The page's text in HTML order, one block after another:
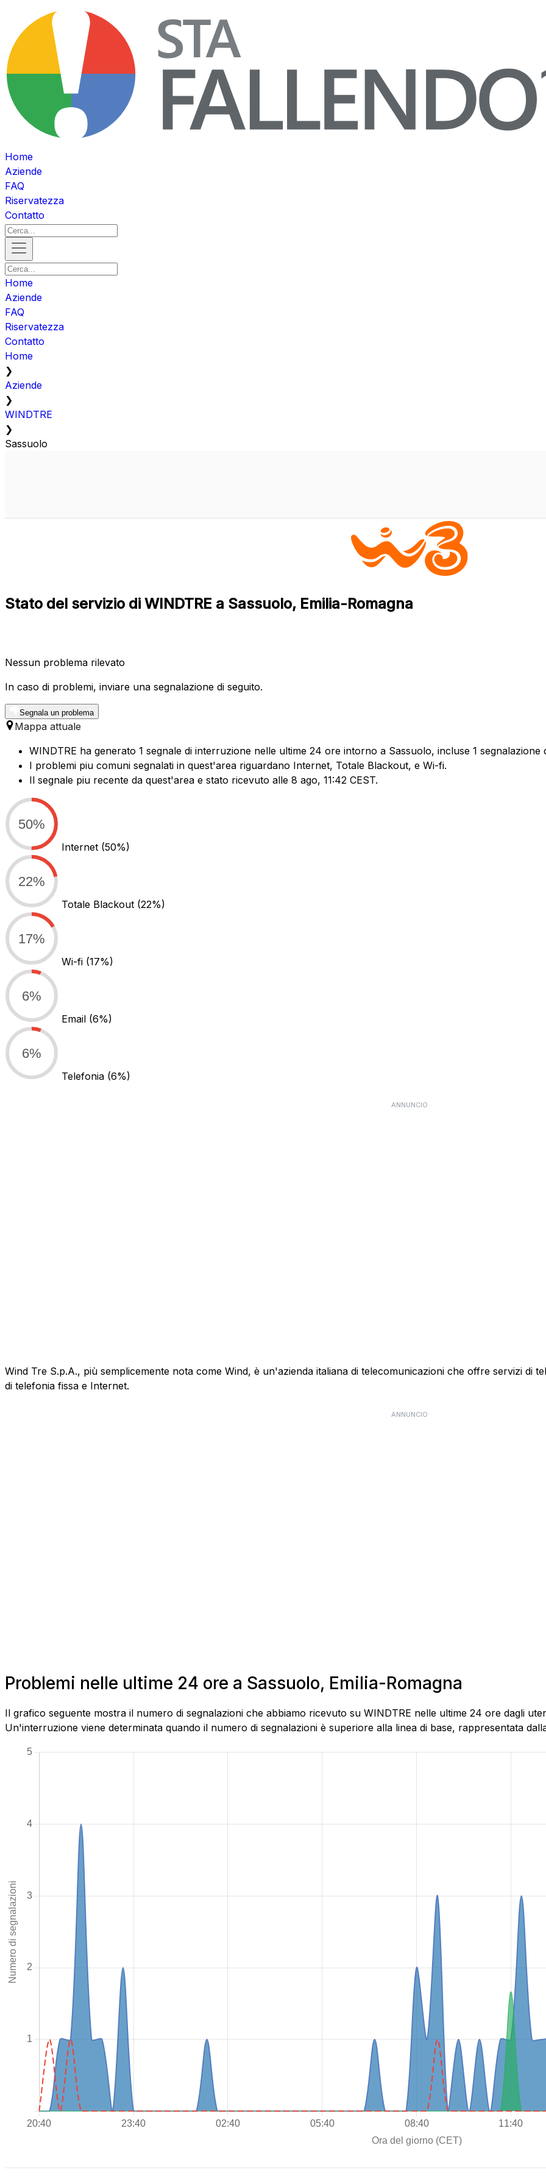
Home
Aziende
FAQ
Riservatezza
Contatto
Home
Aziende
FAQ
Riservatezza
Contatto
Home
❯
Aziende
❯
WINDTRE
❯
Sassuolo
Stato del servizio di WINDTRE a Sassuolo, Emilia-Romagna
Nessun problema rilevato
In caso di problemi, inviare una segnalazione di seguito.
Segnala un problema
Mappa attuale
WINDTRE ha generato 1 segnale di interruzione nelle ultime 24 ore intorno a Sassuolo, incluse 1 segnalazione
I problemi piu comuni segnalati in quest'area riguardano Internet, Totale Blackout, e Wi-fi.
Il segnale piu recente da quest'area e stato ricevuto alle 8 ago, 11:42 CEST.
50%
Internet (50%)
22%
Totale Blackout (22%)
17%
Wi-fi (17%)
6%
Email (6%)
6%
Telefonia (6%)
ANNUNCIO
Wind Tre S.p.A., più semplicemente nota come Wind, è un'azienda italiana di telecomunicazioni che offre servizi di
di telefonia fissa e Internet.
ANNUNCIO
Problemi nelle ultime 24 ore a Sassuolo, Emilia-Romagna
Il grafico seguente mostra il numero di segnalazioni che abbiamo ricevuto su WINDTRE nelle ultime 24 ore dagli
Un'interruzione viene determinata quando il numero di segnalazioni è superiore alla linea di base, rappresentata